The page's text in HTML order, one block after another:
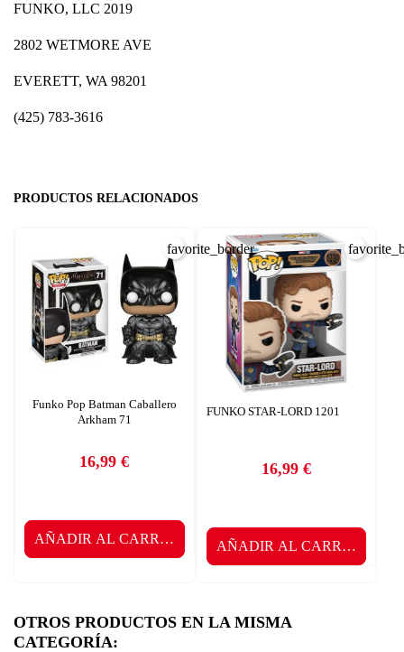
FUNKO, LLC 2019
2802 WETMORE AVE
EVERETT, WA 98201
(425) 783-3616
PRODUCTOS RELACIONADOS
Funko Pop Batman Caballero
Arkham 71
Precio
16,99 €
AÑADIR AL CARRITO
favorite_border
FUNKO STAR-LORD 1201
Precio
16,99 €
AÑADIR AL CARRITO
OTROS PRODUCTOS EN LA MISMA
CATEGORÍA: